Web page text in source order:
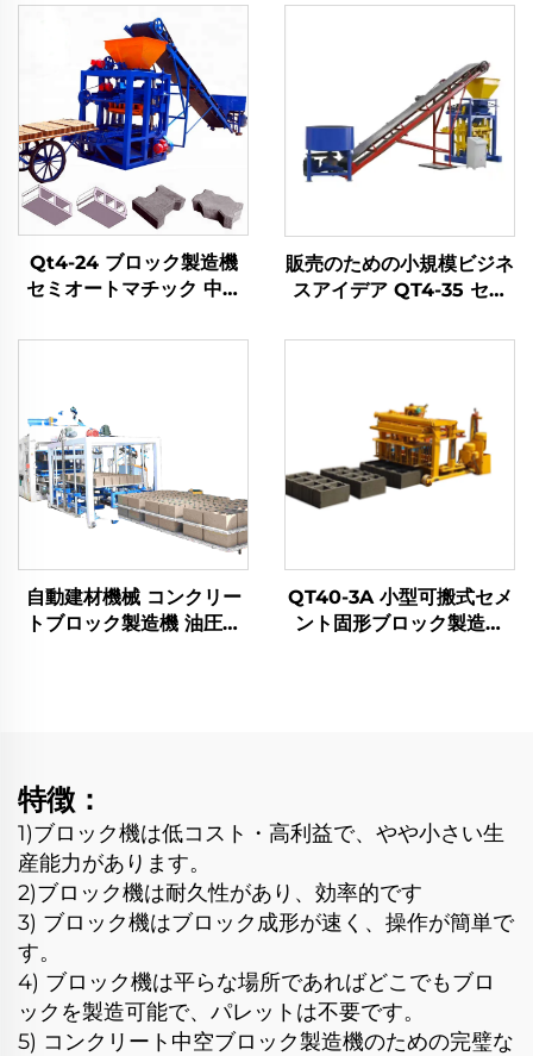
Qt4-24 ブロック製造機
セミオートマチック 中空
ターロッキング煉瓦製造機
販売のための小規模ビジネ
スアイデア QT4-35 セミ
ートセメントインターロッ
自動建材機械 コンクリー
トブロック製造機 油圧式
QT40-3A 小型可搬式セメ
ント固形ブロック製造機
特徴：
1)ブロック機は低コスト・高利益で、やや小さい生
産能力があります。
2)ブロック機は耐久性があり、効率的です
3) ブロック機はブロック成形が速く、操作が簡単で
す。
4) ブロック機は平らな場所であればどこでもブロ
ックを製造可能で、パレットは不要です。
5) コンクリート中空ブロック製造機のための完璧な